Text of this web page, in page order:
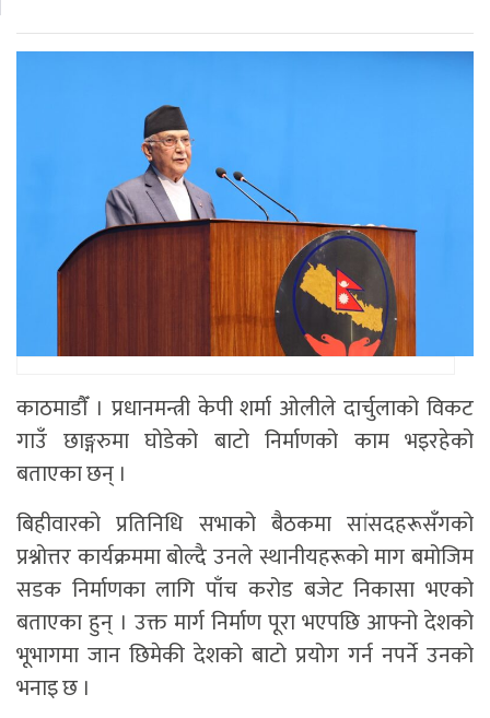
काठमाडाैँ । प्रधानमन्त्री केपी शर्मा ओलीले दार्चुलाको विकट
गाउँ छाङ्गरुमा घोडेको बाटो निर्माणको काम भइरहेको
बताएका छन् ।
बिहीवारको प्रतिनिधि सभाको बैठकमा सांसदहरूसँगको
प्रश्नोत्तर कार्यक्रममा बोल्दै उनले स्थानीयहरूको माग बमोजिम
सडक निर्माणका लागि पाँच करोड बजेट निकासा भएको
बताएका हुन् । उक्त मार्ग निर्माण पूरा भएपछि आफ्नो देशको
भूभागमा जान छिमेकी देशको बाटो प्रयोग गर्न नपर्ने उनको
भनाइ छ ।